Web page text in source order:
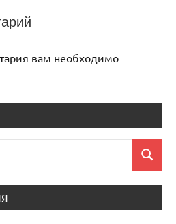
вам необходимо
Поиск